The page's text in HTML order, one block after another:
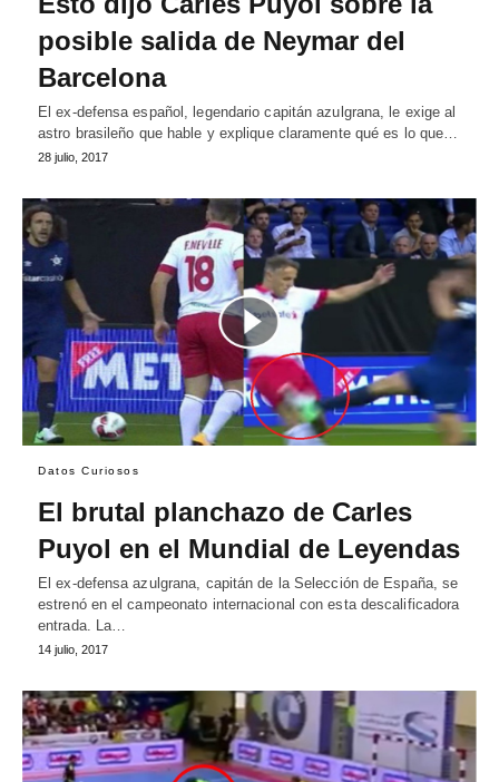
posible salida de Neymar del
Barcelona
El ex-defensa español, legendario capitán azulgrana, le exige al
astro brasileño que hable y explique claramente qué es lo que…
28 julio, 2017
Datos Curiosos
El brutal planchazo de Carles
Puyol en el Mundial de Leyendas
El ex-defensa azulgrana, capitán de la Selección de España, se
estrenó en el campeonato internacional con esta descalificadora
entrada. La…
14 julio, 2017